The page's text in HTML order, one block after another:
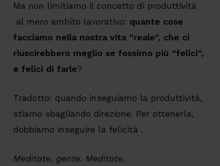
Ma non limitiamo il concetto di produttività
al mero ambito lavorativo: quante cose
facciamo nella nostra vita “reale”, che ci
riuscirebbero meglio se fossimo più “felici”,
e felici di farle?
Tradotto: quando inseguiamo la produttività,
stiamo sbagliando direzione. Per ottenerla,
dobbiamo inseguire la felicità .
Meditate, gente. Meditate.